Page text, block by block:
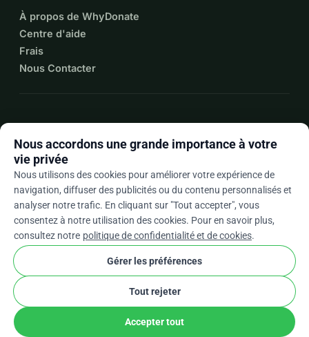
À propos de WhyDonate
Centre d'aide
Frais
Nous Contacter
Fr arrow_drop_down
★★★★★4,9 / 5 sur la base de 500+ avis
WhyDonateConfidentialité et cookies
Conditions générales
Paramètres Des Cookies
stripe checkPartenaire Vérifié
Nous accordons une grande importance à votre
vie privée
Nous utilisons des cookies pour améliorer votre expérience de
navigation, diffuser des publicités ou du contenu personnalisés et
analyser notre trafic. En cliquant sur "Tout accepter", vous
consentez à notre utilisation des cookies. Pour en savoir plus,
consultez notre politique de confidentialité et de cookies.
Gérer les préférences
Tout rejeter
Accepter tout